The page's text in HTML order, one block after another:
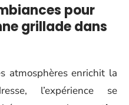
pour
grillade dans
atmosphères enrichit la
l’expérience se